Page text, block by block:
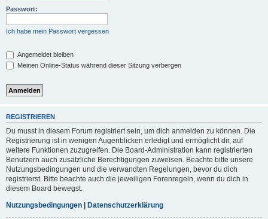
Passwort:
Ich habe mein Passwort vergessen
Angemeldet bleiben
Meinen Online-Status während dieser Sitzung verbergen
REGISTRIEREN
Du musst in diesem Forum registriert sein, um dich anmelden zu können. Die
Registrierung ist in wenigen Augenblicken erledigt und ermöglicht dir, auf
weitere Funktionen zuzugreifen. Die Board-Administration kann registrierten
Benutzern auch zusätzliche Berechtigungen zuweisen. Beachte bitte unsere
Nutzungsbedingungen und die verwandten Regelungen, bevor du dich
registrierst. Bitte beachte auch die jeweiligen Forenregeln, wenn du dich in
diesem Board bewegst.
Nutzungsbedingungen | Datenschutzerklärung